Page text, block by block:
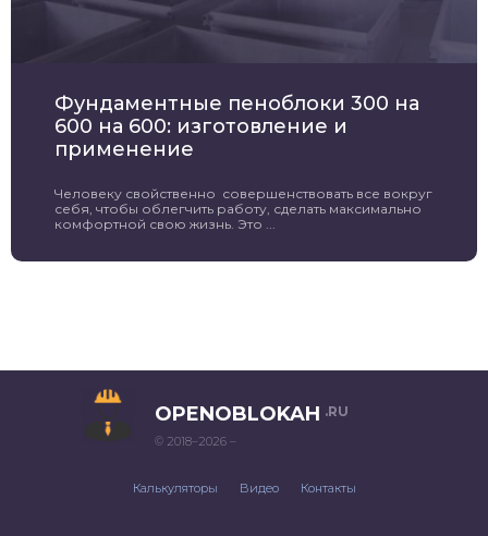
Фундаментные пеноблоки 300 на
600 на 600: изготовление и
применение
Человеку свойственно совершенствовать все вокруг
себя, чтобы облегчить работу, сделать максимально
комфортной свою жизнь. Это ...
OPENOBLOKAH .RU
© 2018–2026 –
Калькуляторы Видео Контакты